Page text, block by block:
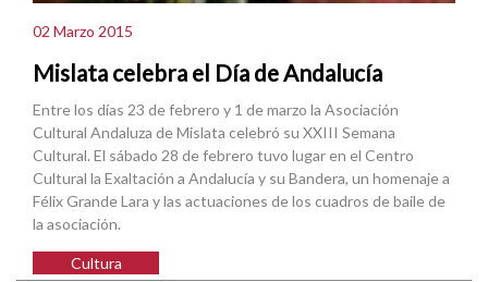
02 Marzo 2015
Mislata celebra el Día de Andalucía
Entre los días 23 de febrero y 1 de marzo la Asociación
Cultural Andaluza de Mislata celebró su XXIII Semana
Cultural. El sábado 28 de febrero tuvo lugar en el Centro
Cultural la Exaltación a Andalucía y su Bandera, un homenaje a
Félix Grande Lara y las actuaciones de los cuadros de baile de
la asociación.
Cultura